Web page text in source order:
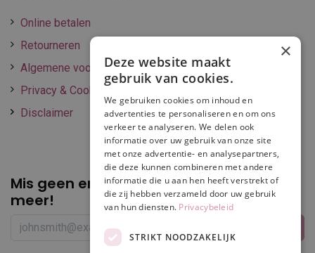
Online betalen
Retourneren
Algemene voorwaarden
Privacy & Cookie policy
Disclaimer
Mis geen enkelepromotie of korting
meer!
×
Deze website maakt
gebruik van cookies.
We gebruiken cookies om inhoud en
advertenties te personaliseren en om ons
verkeer te analyseren. We delen ook
informatie over uw gebruik van onze site
met onze advertentie- en analysepartners,
die deze kunnen combineren met andere
informatie die u aan hen heeft verstrekt of
die zij hebben verzameld door uw gebruik
van hun diensten. Privacybeleid
STRIKT NOODZAKELIJK